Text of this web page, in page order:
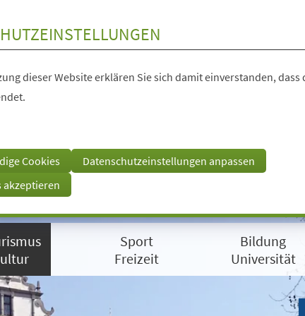
dieser Website erklären Sie sich damit einverstanden, dass
Cookies
Datenschutzeinstellungen anpassen
akzeptieren
Sport
Freizeit
Bildung
Universität